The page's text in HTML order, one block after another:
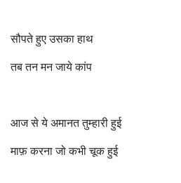
सौपते हुए उसका हाथ
तब तन मन जाये कांप
आज से ये अमानत तुम्हारी हुई
माफ़ करना जो कभी चूक हुई